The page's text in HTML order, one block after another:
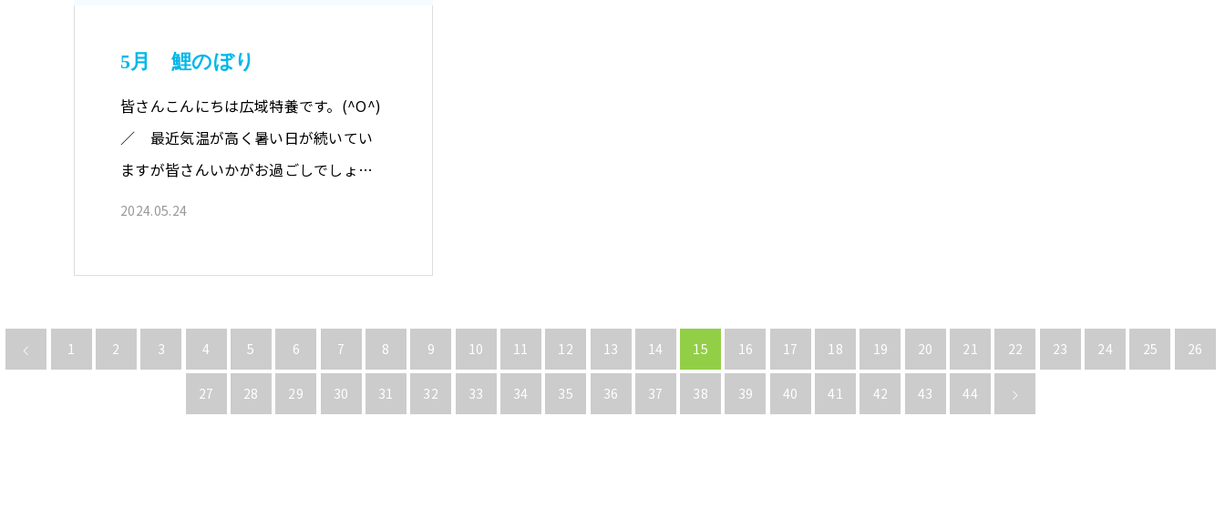
5月 鯉のぼり
皆さんこんにちは広域特養です。(^O^)
／ 最近気温が高く暑い日が続いてい
ますが皆さんいかがお過ごしでしょう
か…
2024.05.24
1 2 3 4 5 6 7 8 9 10 11 12 13 14 15 16 17 18 19 20 21 22 23 24 25 26
27 28 29 30 31 32 33 34 35 36 37 38 39 40 41 42 43 44